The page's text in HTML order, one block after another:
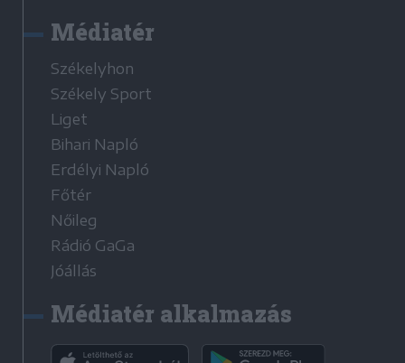
Médiatér
Székelyhon
Székely Sport
Liget
Bihari Napló
Erdélyi Napló
Főtér
Nőileg
Rádió GaGa
Jóállás
Médiatér alkalmazás